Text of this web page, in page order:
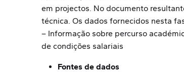
em projectos. No documento
técnica. Os dados fornecidos nesta
– Informação sobre percurso
de condições salariais
Fontes de dados